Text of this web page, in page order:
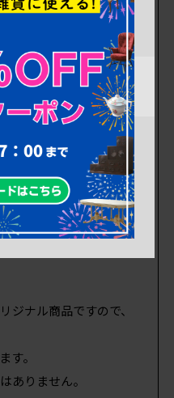
だけます。
ので小分けにして整頓
服などの収納にも便利
しやすく、床のお掃除
ので圧迫感無く取り入
ルの空間づくりにいか
ジナル商品ですので、
す。
ありません。